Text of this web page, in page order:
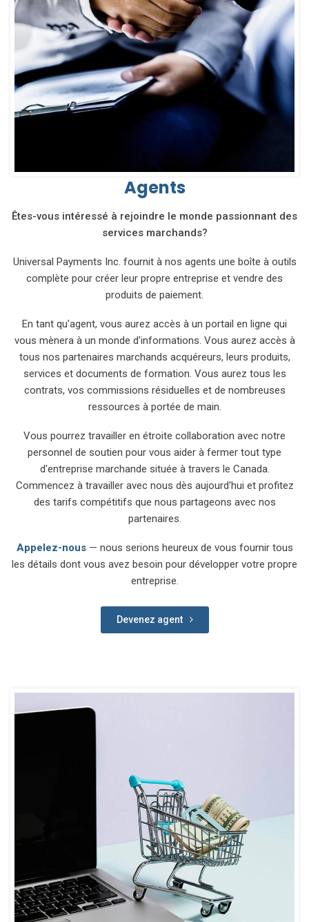
Agents
Êtes-vous intéressé à rejoindre le monde passionnant des
services marchands?
Universal Payments Inc. fournit à nos agents une boîte à outils
complète pour créer leur propre entreprise et vendre des
produits de paiement.
En tant qu'agent, vous aurez accès à un portail en ligne qui
vous mènera à un monde d'informations. Vous aurez accès à
tous nos partenaires marchands acquéreurs, leurs produits,
services et documents de formation. Vous aurez tous les
contrats, vos commissions résiduelles et de nombreuses
ressources à portée de main.
Vous pourrez travailler en étroite collaboration avec notre
personnel de soutien pour vous aider à fermer tout type
d'entreprise marchande située à travers le Canada.
Commencez à travailler avec nous dès aujourd'hui et profitez
des tarifs compétitifs que nous partageons avec nos
partenaires.
Appelez-nous— nous serions heureux de vous fournir tous
les détails dont vous avez besoin pour développer votre propre
entreprise.
Devenez agent